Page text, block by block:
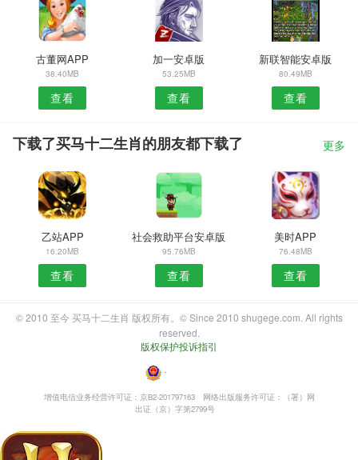
古董网APP
38.40MB
查看
加一安卓版
53.25MB
查看
新联智能安卓版
80.49MB
查看
下载了买马十二生肖的朋友都下载了 更多
乙站APP
16.20MB
查看
社会救助平台安卓版
95.76MB
查看
美时APP
76.48MB
查看
© 2010 至今 买马十二生肖 版权所有。© Since 2010 shugege.com. All rights
reserved.
版权保护投诉指引
・
增值电信业务经营许可证：京B2-201797163
网络出版服务许可证：（署）网
出证（京）字第2799号